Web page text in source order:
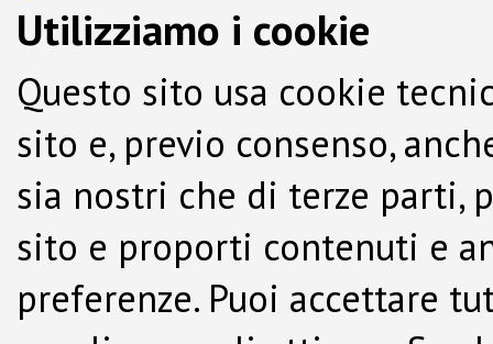
Utilizziamo i cookie
Questo sito usa cookie
sito e, previo consenso,
sia nostri che di terze parti,
sito e proporti contenuti e
preferenze. Puoi accettare